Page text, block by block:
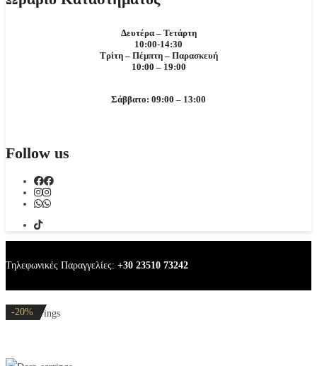
Δευτέρα – Τετάρτη
10:00-14:30
Τρίτη – Πέμπτη – Παρασκευή
10:00 – 19:00
Σάββατο: 09:00 – 13:00
Follow us
Τηλεφωνικές Παραγγελίες: +30 23510 73242
Dora earrings
-20%
-20%
-20%
-20%
-20%